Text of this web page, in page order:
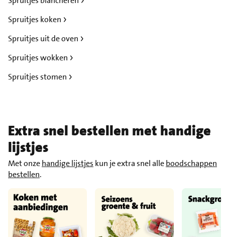
Spruitjes koken
Spruitjes uit de oven
Spruitjes wokken
Spruitjes stomen
Extra snel bestellen met handige
lijstjes
Met onzehandige lijstjes kun je extra snel alleboodschappen
bestellen.